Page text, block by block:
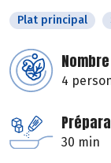
Plat principal
4
30 min